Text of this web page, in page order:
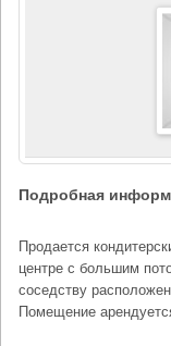
Подробная
Продается
центре с большим
соседству
Помещение